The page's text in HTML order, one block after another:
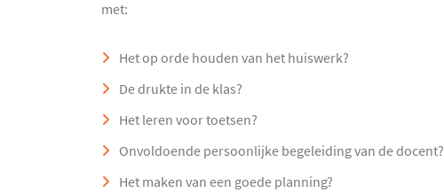
met:
Het op orde houden van het huiswerk?
De drukte in de klas?
Het leren voor toetsen?
Onvoldoende persoonlijke begeleiding van de docent?
Het maken van een goede planning?